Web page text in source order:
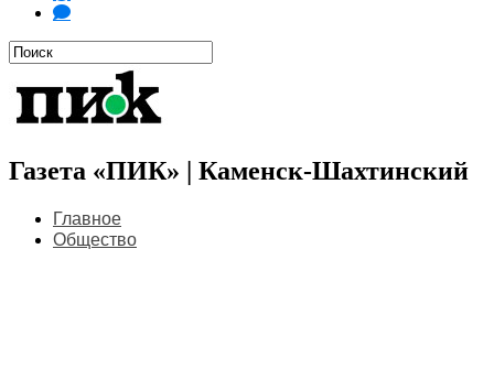
Газета «ПИК» | Каменск-Шахтинский
Главное
Общество